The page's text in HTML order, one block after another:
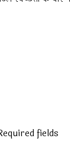
fields